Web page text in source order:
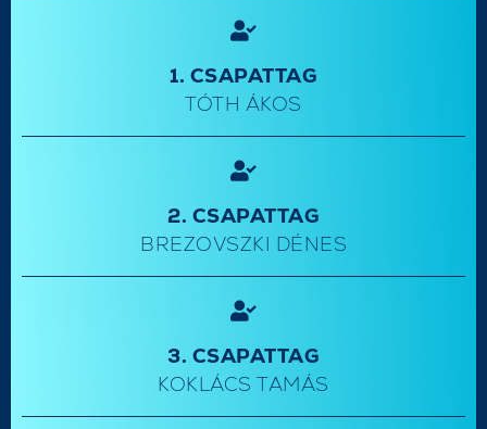
1. CSAPATTAG
TÓTH ÁKOS
2. CSAPATTAG
BREZOVSZKI DÉNES
3. CSAPATTAG
KOKLÁCS TAMÁS